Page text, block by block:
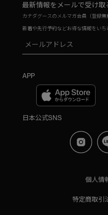
最新情報をメールで受け取
カナダグースのメルマガ会員（登録無
新着や先行予約などお得な情報をいち
APP
日本公式SNS
個人情
特定商取引